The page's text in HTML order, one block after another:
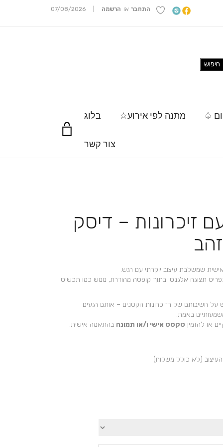
התחבר או הרשמה 07/08/2026
♤ מתנה לפי אירוע☆ בלוג
צור קשר
+
זיכרונות – דיסק
שמשלבת עיצוב יוקרתי עם רגש.
תצוגה אלגנטי בתוך קופסה מהודרת, ממש כמו תכשיט
חשיבותם של הזיכרונות הקטנים – אותם רגעים
באמת.
או להזמין טקסט אישי ו/או תמונה בהתאמה אישית.